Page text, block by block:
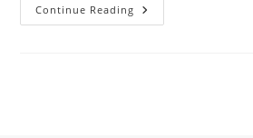
Continue Reading Viva
A